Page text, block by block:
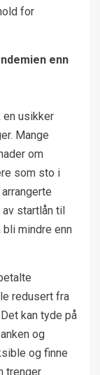
for
enn
en usikker
Mange
om
som sto i
startlån til
mindre enn
redusert fra
kan tyde på
og
og finne
trenger